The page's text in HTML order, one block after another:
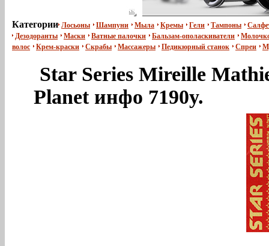
Категории Лосьоны Шампуни Мыла Кремы Гели Тампоны
Дезодоранты
Маски Ватные палочки Бальзам-ополаскиватели
волос
Крем-краски Скрабы Массажеры Педикюрный станок Спреи
Star Series Mireille
Planet инфо 7190y.